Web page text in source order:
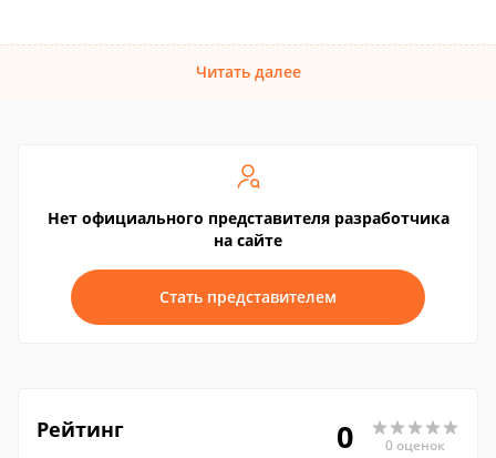
Читать далее
Нет официального представителя разработчика
на сайте
Стать представителем
Рейтинг 0 0 оценок